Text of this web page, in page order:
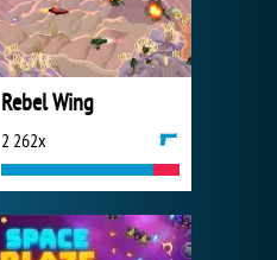
Rebel Wing
2 262x